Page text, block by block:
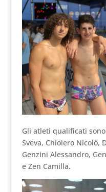
Gli atleti qualificati
Sveva, Chiolero Nicolò,
Genzini Alessandro,
e Zen Camilla.